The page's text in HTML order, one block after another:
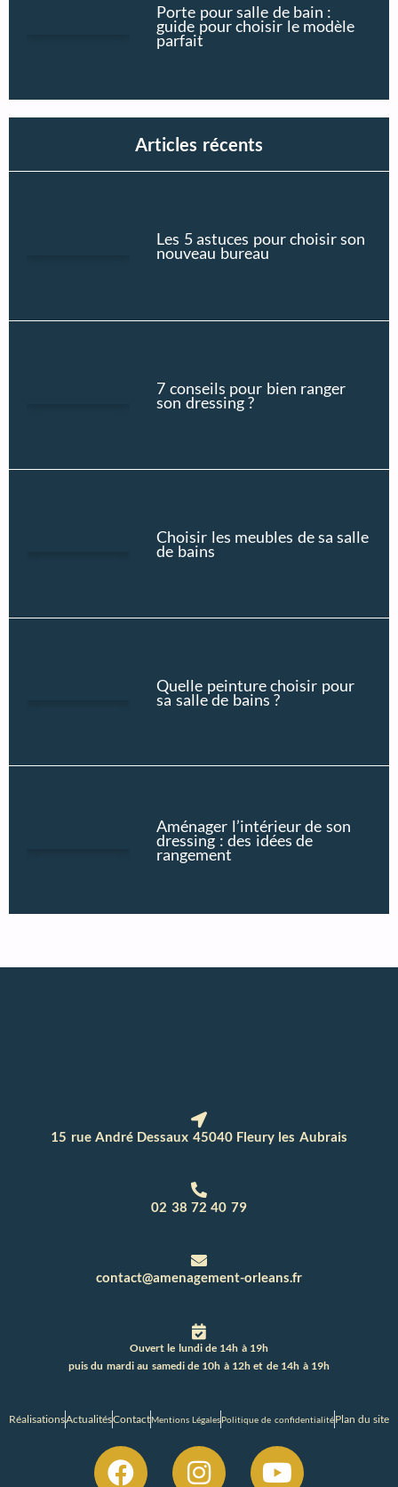
Porte pour salle de bain :
guide pour choisir le modèle
parfait
Articles récents
Les 5 astuces pour choisir son
nouveau bureau
7 conseils pour bien ranger
son dressing ?
Choisir les meubles de sa salle
de bains
Quelle peinture choisir pour
sa salle de bains ?
Aménager l’intérieur de son
dressing : des idées de
rangement
15 rue André Dessaux 45040 Fleury les Aubrais
02 38 72 40 79
contact@amenagement-orleans.fr
Ouvert le lundi de 14h à 19h
puis du mardi au samedi de 10h à 12h et de 14h à 19h
RéalisationsActualitésContactMentions LégalesPolitique de confidentialitéPlan du site